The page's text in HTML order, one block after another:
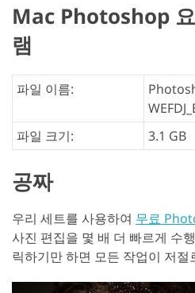
Mac Photoshop
램
파일 이름:
파일 크기:
3.1 GB
공짜
우리 세트를 사용하여 무료
사진 편집을 몇 배 더 빠르게 수
릭하기만 하면 모든 작업이 저